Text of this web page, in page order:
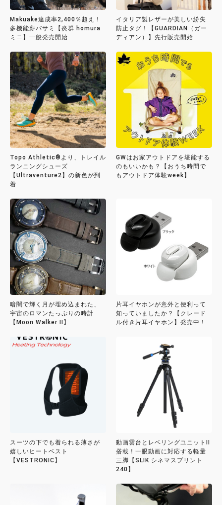
Makuake達成率2,400％超え！
多機能薪バサミ【炎群 homura
ミニ】一般発売開始
イタリア製レザーが美しい紛失
防止タグ！【GUARDIAN（ガー
ディアン）】先行販売開始
Topo Athletic®より、トレイル
ランニングシューズ
【Ultraventure2】の新色が到
着
GWはお家アウトドアを堪能する
のもいいかも？【おうち時間で
もアウトドア体験week】
暗闇で輝く月が埋め込まれた、
宇宙のロマンたっぷりの時計
【Moon Walker II】
片耳イヤホンが意外と便利って
知っていましたか？【クレード
ル付き片耳イヤホン】発売中！
スーツの下でも着られる薄さが
嬉しいヒートベスト
【VESTRONIC】
動画雲台とレベリングユニットII
搭載！一眼動画に対応する軽量
三脚【SLIK シネマスプリント
240】